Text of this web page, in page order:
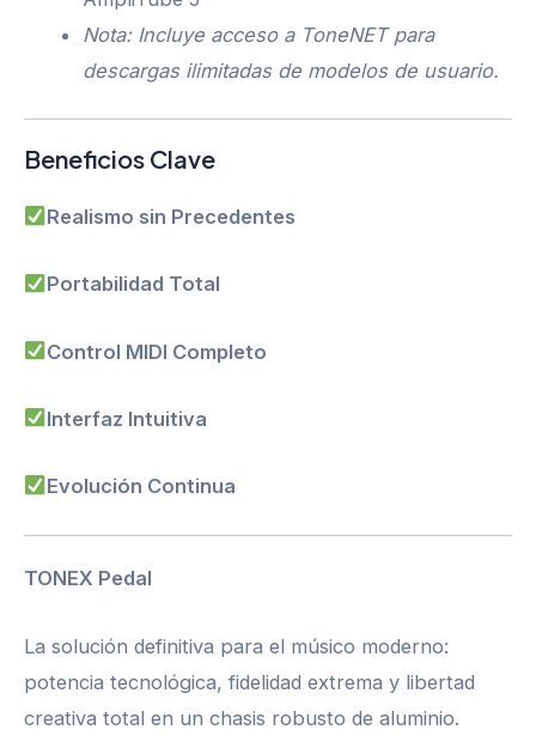
Nota: Incluye acceso a ToneNET para
descargas ilimitadas de modelos de usuario.
Beneficios Clave
Realismo sin Precedentes
Portabilidad Total
Control MIDI Completo
Interfaz Intuitiva
Evolución Continua
TONEX Pedal
La solución definitiva para el músico moderno:
potencia tecnológica, fidelidad extrema y libertad
creativa total en un chasis robusto de aluminio.